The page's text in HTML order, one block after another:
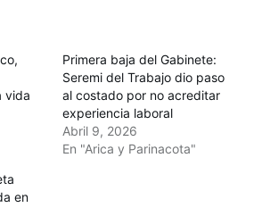
vida
Primera baja del Gabinete:
Seremi del Trabajo dio paso
al costado por no acreditar
experiencia laboral
Abril 9, 2026
En "Arica y Parinacota"
en